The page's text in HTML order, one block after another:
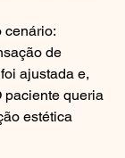
cenário:
de
ajustada e,
paciente queria
estética